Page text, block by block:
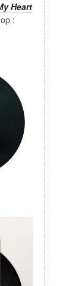
Heart
: